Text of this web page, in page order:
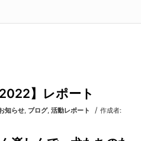
】レポート
知らせ, ブログ, 活動レポート / 作成者: